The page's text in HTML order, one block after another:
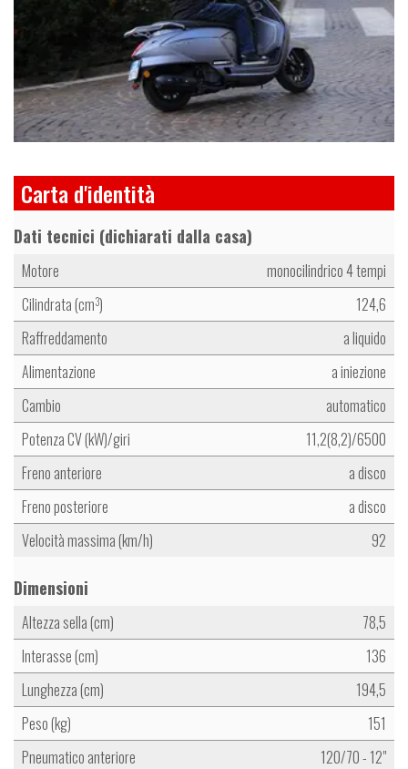
Carta d'identità
Dati tecnici (dichiarati dalla casa)
Motore
monocilindrico 4 tempi
Cilindrata (cm3)
124,6
Raffreddamento
a liquido
Alimentazione
a iniezione
Cambio
automatico
Potenza CV (kW)/giri
11,2(8,2)/6500
Freno anteriore
a disco
Freno posteriore
a disco
Velocità massima (km/h)
92
Dimensioni
Altezza sella (cm)
78,5
Interasse (cm)
136
Lunghezza (cm)
194,5
Peso (kg)
151
Pneumatico anteriore
120/70 - 12"